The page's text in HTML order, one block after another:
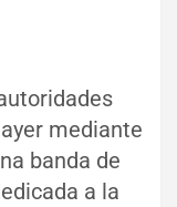
mediante
banda de
a la